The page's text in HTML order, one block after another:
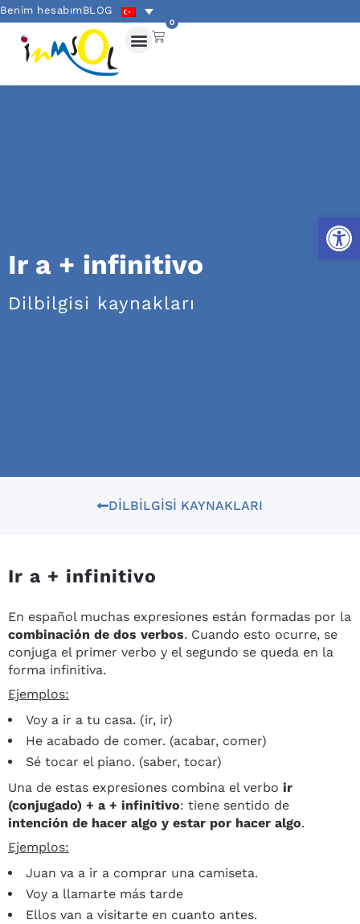
Benim hesabımBLOG
0
Ir a + infinitivo
Dilbilgisi kaynakları
DILBILGISI KAYNAKLARI
Ir a + infinitivo
En español muchas expresiones están formadas por la
combinación de dos verbos. Cuando esto ocurre, se
conjuga el primer verbo y el segundo se queda en la
forma infinitiva.
Ejemplos:
Voy a ir a tu casa. (ir, ir)
He acabado de comer. (acabar, comer)
Sé tocar el piano. (saber, tocar)
Una de estas expresiones combina el verbo ir
(conjugado) + a + infinitivo: tiene sentido de
intención de hacer algo y estar por hacer algo.
Ejemplos:
Juan va a ir a comprar una camiseta.
Voy a llamarte más tarde
Ellos van a visitarte en cuanto antes.